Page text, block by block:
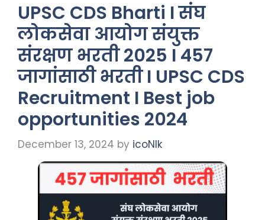
UPSC CDS Bharti I संघ
लोकसेवा आयोग संयुक्त
संरक्षण भरती 2025 I 457
जागांसाठी भरती I UPSC CDS
Recruitment I Best job
opportunities 2024
December 13, 2024 by icoNIk